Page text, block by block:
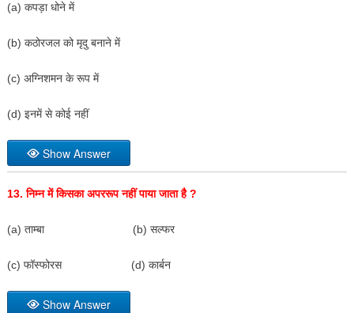
(a) कपड़ा धोने में
(b) कठोरजल को मृदु बनाने में
(c) अग्निशमन के रूप में
(d) इनमें से कोई नहीं
Show Answer
13.निम्न में किसका अपररूप नहीं पाया जाता है?
(a) ताम्बा (b) सल्फर
(c) फॉस्फोरस (d) कार्बन
Show Answer